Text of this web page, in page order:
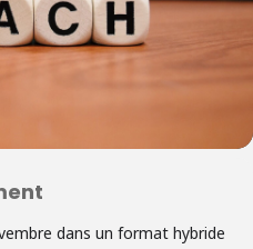
dans un format hybride